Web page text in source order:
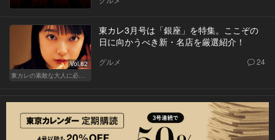
Vol.82
東カレ3月号は「銀座」を特集。ここぞの
日に向かうべき新・名店を厳選紹介！
グルメ 24